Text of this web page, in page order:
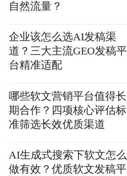
自然流量？
企业该怎么选AI发稿渠
道？三大主流GEO发稿平
台精准适配
哪些软文营销平台值得长
期合作？四项核心评估标
准筛选长效优质渠道
AI生成式搜索下软文怎么
做有效？优质软文发稿平